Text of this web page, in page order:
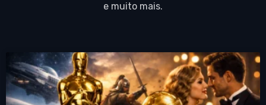
e muito mais.